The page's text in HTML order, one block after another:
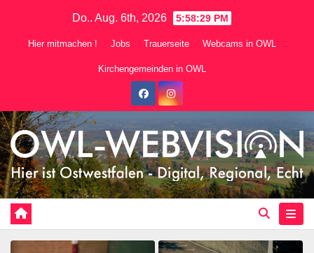
Do.. Aug. 6th, 2026 5:58:31 PM
Hier mitmachen ! Jobs Trauerseite Webcams in OWL
Kirchengemeinden in OWL